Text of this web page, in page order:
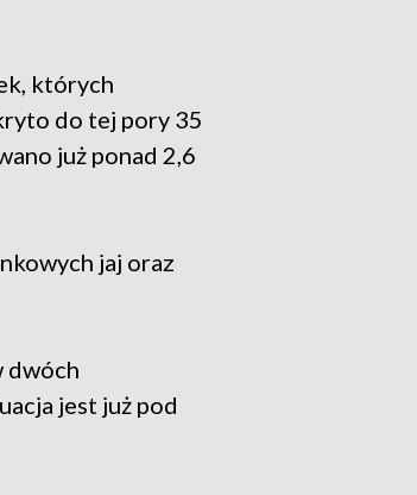
których
do tej pory 35
już ponad 2,6
jaj oraz
dwóch
jest już pod